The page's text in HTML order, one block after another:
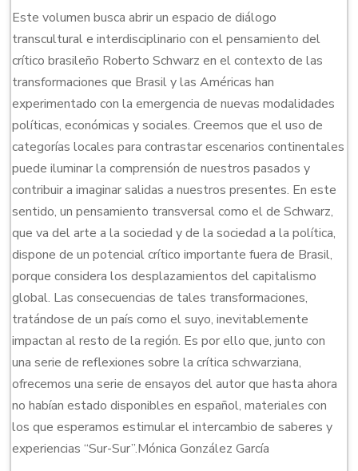
Este volumen busca abrir un espacio de diálogo
transcultural e interdisciplinario con el pensamiento del
crítico brasileño Roberto Schwarz en el contexto de las
transformaciones que Brasil y las Américas han
experimentado con la emergencia de nuevas modalidades
políticas, económicas y sociales. Creemos que el uso de
categorías locales para contrastar escenarios continentales
puede iluminar la comprensión de nuestros pasados y
contribuir a imaginar salidas a nuestros presentes. En este
sentido, un pensamiento transversal como el de Schwarz,
que va del arte a la sociedad y de la sociedad a la política,
dispone de un potencial crítico importante fuera de Brasil,
porque considera los desplazamientos del capitalismo
global. Las consecuencias de tales transformaciones,
tratándose de un país como el suyo, inevitablemente
impactan al resto de la región. Es por ello que, junto con
una serie de reflexiones sobre la crítica schwarziana,
ofrecemos una serie de ensayos del autor que hasta ahora
no habían estado disponibles en español, materiales con
los que esperamos estimular el intercambio de saberes y
experiencias “Sur-Sur”.Mónica González García